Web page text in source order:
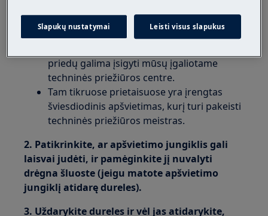
priedų galima įsigyti mūsų įgaliotame
techninės priežiūros centre.
Tam tikruose prietaisuose yra įrengtas
šviesdiodinis apšvietimas, kurį turi pakeisti
techninės priežiūros meistras.
2. Patikrinkite, ar apšvietimo jungiklis gali
laisvai judėti, ir pamėginkite jį nuvalyti
drėgna šluoste (jeigu matote apšvietimo
jungiklį atidarę dureles).
3. Uždarykite dureles ir vėl jas atidarykite,
Slapukų nustatymai Leisti visus slapukus